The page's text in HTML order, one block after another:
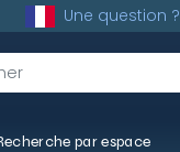
Une question ?
par espace